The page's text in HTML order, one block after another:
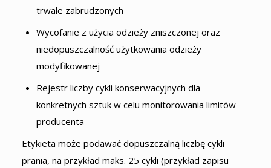
trwale zabrudzonych
Wycofanie z użycia odzieży zniszczonej oraz
niedopuszczalność użytkowania odzieży
modyfikowanej
Rejestr liczby cykli konserwacyjnych dla
konkretnych sztuk w celu monitorowania limitów
producenta
Etykieta może podawać dopuszczalną liczbę cykli
prania, na przykład maks. 25 cykli (przykład zapisu